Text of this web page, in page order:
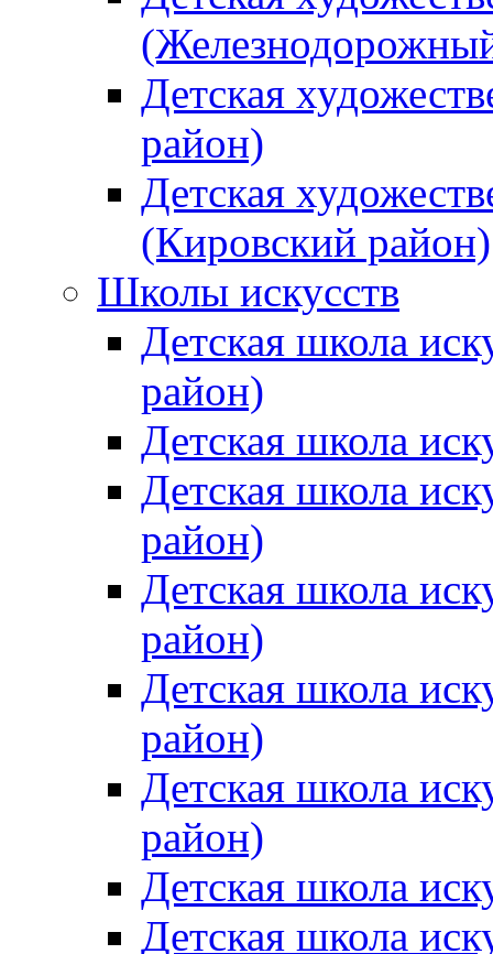
Детская
район)
Детская
(Кировский район)
Школы искусств
Детская школа
район)
Детская школа
Детская школа
район)
Детская школа
район)
Детская школа
район)
Детская школа
район)
Детская школа
Детская школа